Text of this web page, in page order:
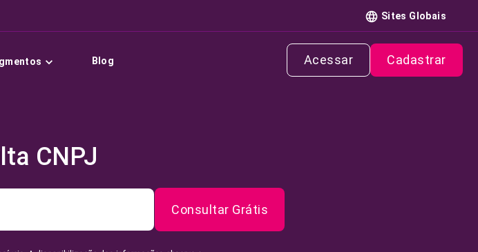
Sites Globais
Blog Acessar Cadastrar
CNPJ
Consultar Grátis